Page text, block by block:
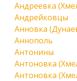
Андреевка
Андрейковцы
Анновка
Аннополь
Антонины
Антоновка
Антоновка